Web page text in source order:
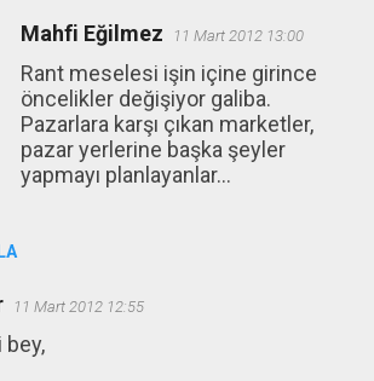
Mahfi Eğilmez 11 Mart 2012 13:00
Rant meselesi işin içine girince
öncelikler değişiyor galiba.
Pazarlara karşı çıkan marketler,
pazar yerlerine başka şeyler
yapmayı planlayanlar...
11 Mart 2012 12:55
bey,